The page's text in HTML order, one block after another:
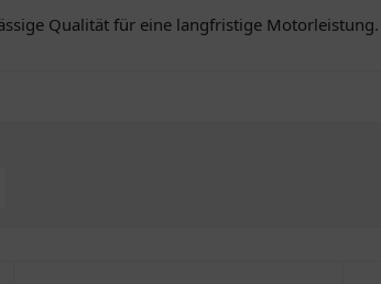
Qualität für eine langfristige Motorleistung.